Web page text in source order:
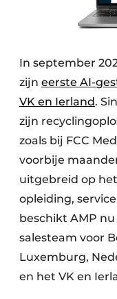
Kunststofafval
Metaalrecyclage
Papierafval
Textielrecyclage
In september
zijn eerste AI-
VK en Ierland.
zijn
zoals bij FCC
voorbije
uitgebreid op
opleiding,
beschikt AMP
salesteam voor
Luxemburg,
en het VK en